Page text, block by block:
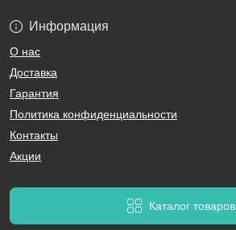
Информация
О нас
Доставка
Гарантия
Политика конфиденциальности
Контакты
Акции
Каталог товаров